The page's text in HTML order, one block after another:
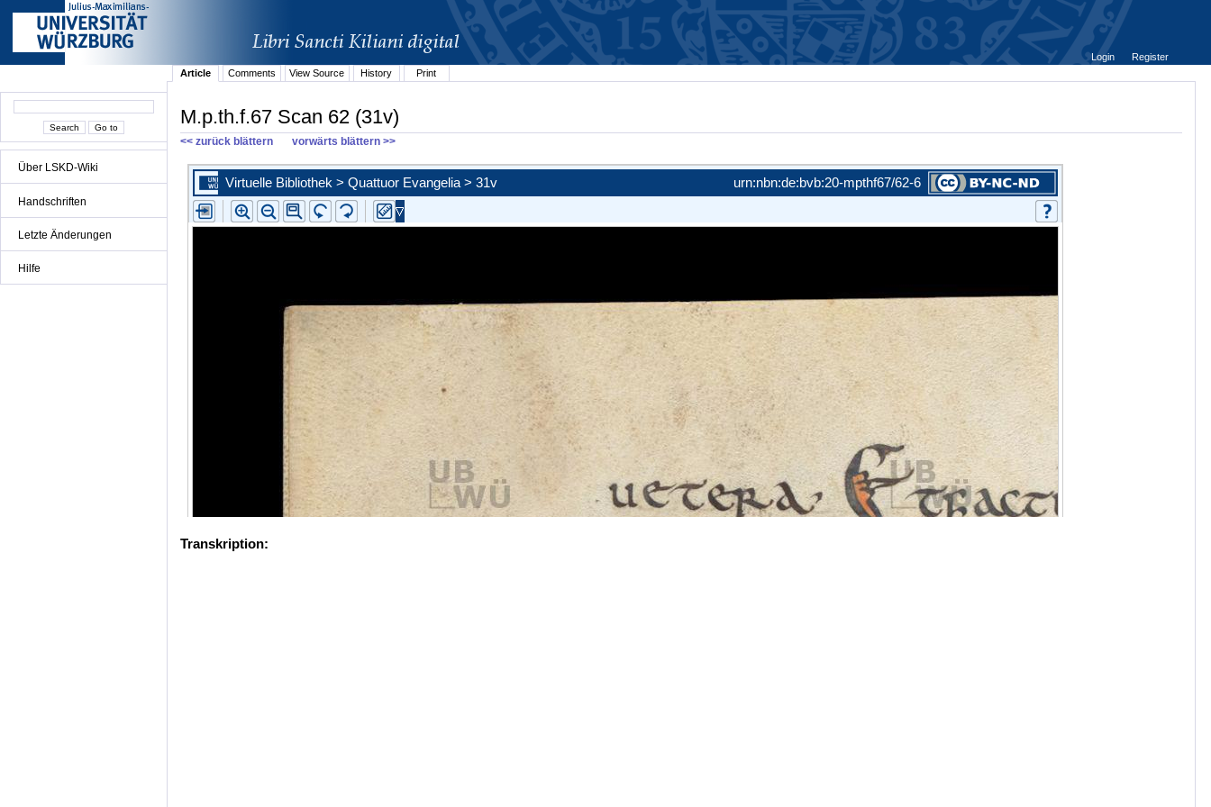
Über LSKD-Wiki
Handschriften
Letzte Änderungen
Hilfe
Login
Register
Article
Comments View Source History Print
M.p.th.f.67 Scan 62 (31v)
<< zurück blättern vorwärts blättern >>
Transkription: